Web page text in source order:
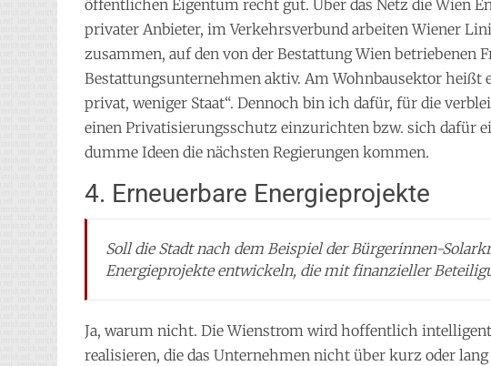
öffentlichen Eigentum recht gut. Über das Netz die Wien
privater Anbieter, im Verkehrsverbund arbeiten Wiener
zusammen, auf den von der Bestattung Wien betriebenen
Bestattungsunternehmen aktiv. Am Wohnbausektor heißt
privat, weniger Staat“. Dennoch bin ich dafür, für die
einen Privatisierungsschutz einzurichten bzw. sich dafür
dumme Ideen die nächsten Regierungen kommen.
4. Erneuerbare Energieprojekte
Soll die Stadt nach dem Beispiel der Bürgerinnen-
Energieprojekte entwickeln, die mit finanzieller
Ja, warum nicht. Die Wienstrom wird hoffentlich
realisieren, die das Unternehmen nicht über kurz oder